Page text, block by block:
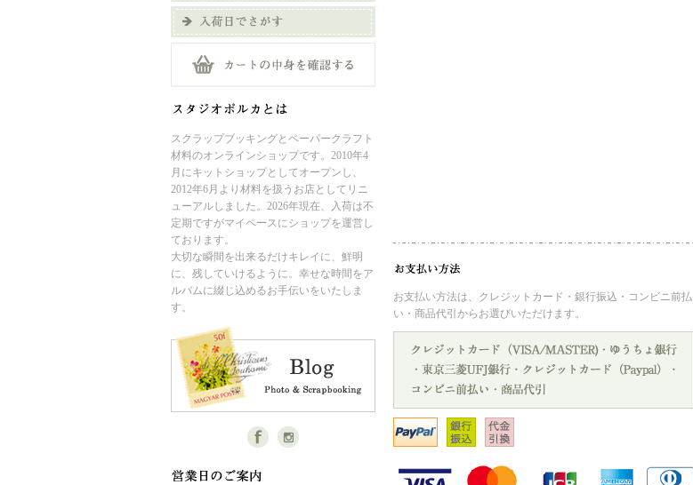
スクラップブッキングとペーパークラフト
材料のオンラインショップです。2010年4
月にキットショップとしてオープンし、
2012年6月より材料を扱うお店としてリニ
ューアルしました。2026年現在、入荷は不
定期ですがマイペースにショップを運営し
ております。
大切な瞬間を出来るだけキレイに、鮮明
に、残していけるように。幸せな時間をア
ルバムに綴じ込めるお手伝いをいたしま
す。
お支払い方法は、クレジットカード・銀行振込・コンビニ前払
い・商品代引からお選びいただけます。